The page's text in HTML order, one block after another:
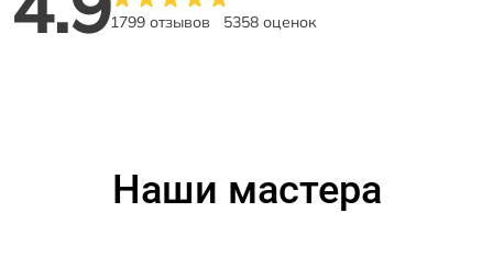
1799 отзывов 5358 оценок
Наши мастера